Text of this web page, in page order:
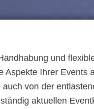
und
Aspekte Ihrer Events
von der
aktuellen